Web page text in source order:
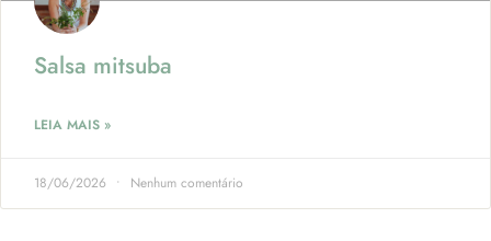
Salsa mitsuba
LEIA MAIS »
18/06/2026 Nenhum comentário